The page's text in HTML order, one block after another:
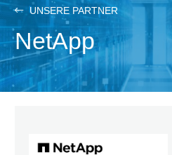
UNSERE PARTNER
NetApp